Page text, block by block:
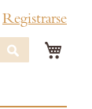
Registrarse
Buscar